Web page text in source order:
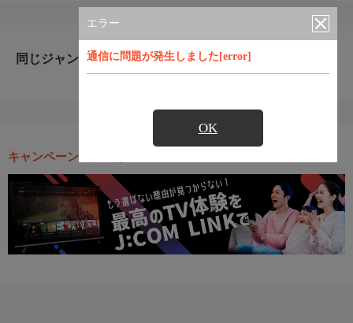
エラー
通信に問題が発生しました[error]
OK
同じジャンルのおすすめ番組
キャンペーン・お得な情報